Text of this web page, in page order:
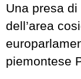
Una presa
dell’area
piemontese